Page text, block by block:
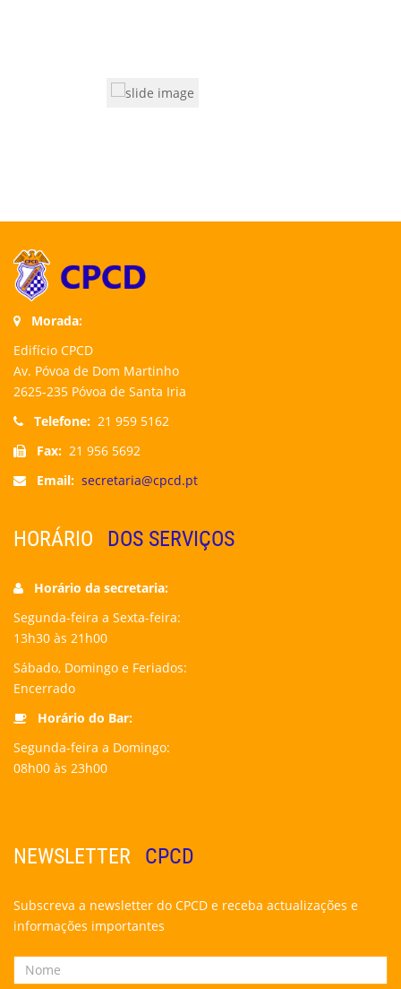
Morada:
Edifício CPCD
Av. Póvoa de Dom Martinho
2625-235 Póvoa de Santa Iria
Telefone: 21 959 5162
Fax: 21 956 5692
Email: secretaria@cpcd.pt
HORÁRIO DOS SERVIÇOS
Horário da secretaria:
Segunda-feira a Sexta-feira:
13h30 às 21h00
Sábado, Domingo e Feriados:
Encerrado
Horário do Bar:
Segunda-feira a Domingo:
08h00 às 23h00
NEWSLETTER CPCD
Subscreva a newsletter do CPCD e receba actualizações e
informações importantes